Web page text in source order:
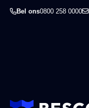
Bel ons0800 258 0000